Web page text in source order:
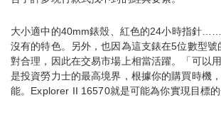
大小適中的40mm錶殼、紅色的24小時指針
沒有的特色。另外，也因為這支錶在5位數型號
對合理，因此在交易市場上相當活躍。「可以
是投資勞力士的最高境界，根據你的購買時機
能。Explorer II 16570就是可能為你實現目標的